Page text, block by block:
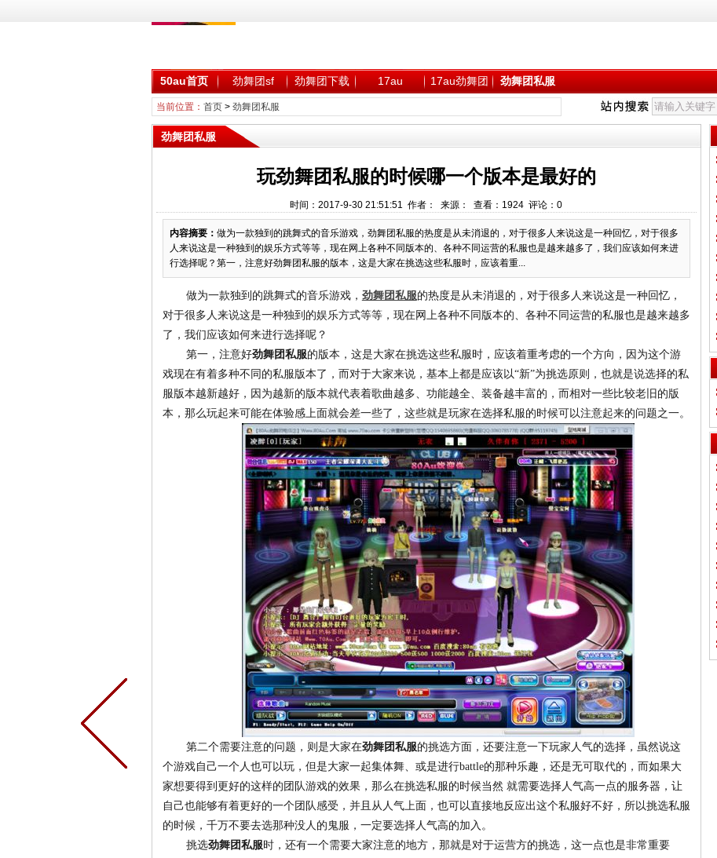
50au首页 劲舞团sf 劲舞团下载 17au 17au劲舞团 劲舞团私服
当前位置： 首页> 劲舞团私服
劲舞团私服
玩劲舞团私服的时候哪一个版本是最好的
时间：2017-9-30 21:51:51 作者： 来源： 查看： 1924 评论： 0
内容摘要： 做为一款独到的跳舞式的音乐游戏，劲舞团私服的热度是从未消退的，对于很多人来说这是一种回忆，对于很多
人来说这是一种独到的娱乐方式等等，现在网上各种不同版本的、各种不同运营的私服也是越来越多了，我们应该如何来进
行选择呢？第一，注意好劲舞团私服的版本，这是大家在挑选这些私服时，应该着重...
做为一款独到的跳舞式的音乐游戏， 劲舞团私服的热度是从未消退的，对于很多人来说这是一种回忆，
对于很多人来说这是一种独到的娱乐方式等等，现在网上各种不同版本的、各种不同运营的私服也是越来越多
了，我们应该如何来进行选择呢？
第一，注意好劲舞团私服的版本，这是大家在挑选这些私服时，应该着重考虑的一个方向，因为这个游
戏现在有着多种不同的私服版本了，而对于大家来说，基本上都是应该以“新”为挑选原则，也就是说选择的私
服版本越新越好，因为越新的版本就代表着歌曲越多、功能越全、装备越丰富的，而相对一些比较老旧的版
本，那么玩起来可能在体验感上面就会差一些了，这些就是玩家在选择私服的时候可以注意起来的问题之一。
第二个需要注意的问题，则是大家在劲舞团私服的挑选方面，还要注意一下玩家人气的选择，虽然说这
个游戏自己一个人也可以玩，但是大家一起集体舞、或是进行battle的那种乐趣，还是无可取代的，而如果大
家想要得到更好的这样的团队游戏的效果，那么在挑选私服的时候当然 就需要选择人气高一点的服务器，让
自己也能够有着更好的一个团队感受，并且从人气上面，也可以直接地反应出这个私服好不好，所以挑选私服
的时候，千万不要去选那种没人的鬼服，一定要选择人气高的加入。
挑选劲舞团私服时，还有一个需要大家注意的地方，那就是对于运营方的挑选，这一点也是非常重要